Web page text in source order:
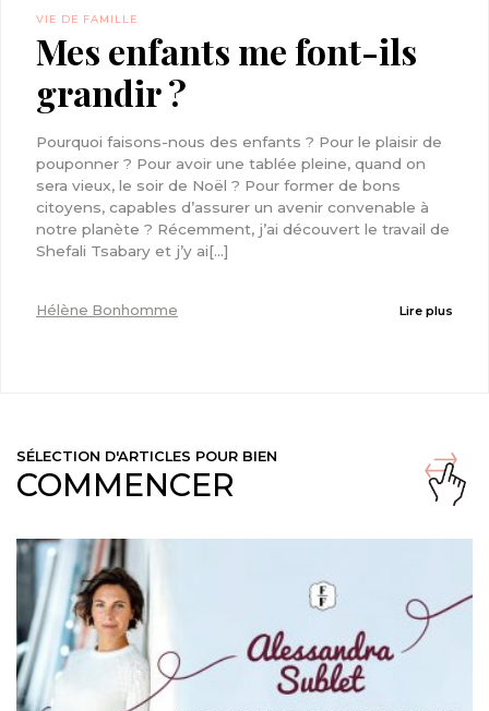
VIE DE FAMILLE
Mes enfants me font-ils
grandir ?
Pourquoi faisons-nous des enfants ? Pour le plaisir de
pouponner ? Pour avoir une tablée pleine, quand on
sera vieux, le soir de Noël ? Pour former de bons
citoyens, capables d’assurer un avenir convenable à
notre planète ? Récemment, j’ai découvert le travail de
Shefali Tsabary et j’y ai[...]
Hélène Bonhomme Lire plus
SÉLECTION D'ARTICLES POUR BIEN
COMMENCER